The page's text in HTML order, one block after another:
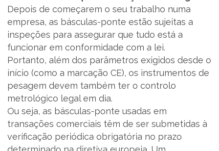
Depois de começarem o seu trabalho numa
empresa, as básculas-ponte estão sujeitas a
inspeções para assegurar que tudo está a
funcionar em conformidade com a lei.
Portanto, além dos parâmetros exigidos desde o
início (como a marcação CE), os instrumentos de
pesagem devem também ter o controlo
metrológico legal em dia.
Ou seja, as básculas-ponte usadas em
transações comerciais têm de ser submetidas à
verificação periódica obrigatória no prazo